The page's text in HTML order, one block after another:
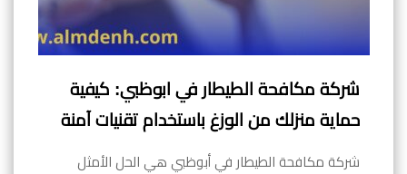
شركة مكافحة الطيطار في ابوظبي: كيفية
حماية منزلك من الوزغ باستخدام تقنيات آمنة
شركة مكافحة الطيطار في أبوظبي هي الحل الأمثل